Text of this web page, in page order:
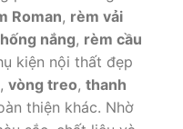
Roman, rèm vải
nắng, rèm cầu
kiện nội thất đẹp
, vòng treo, thanh
thiện khác. Nhờ